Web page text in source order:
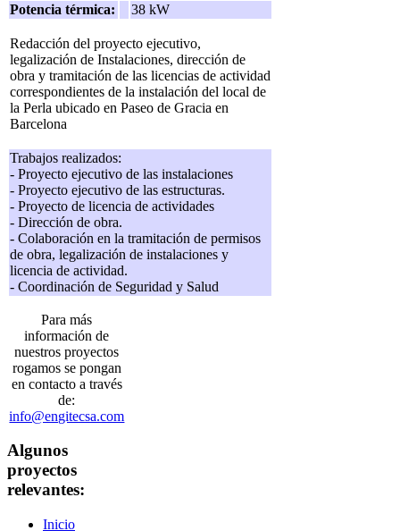
Potencia térmica:
38 kW
Redacción del proyecto ejecutivo,
legalización de Instalaciones, dirección de
obra y tramitación de las licencias de actividad
correspondientes de la instalación del local de
la Perla ubicado en Paseo de Gracia en
Barcelona
Trabajos realizados:
- Proyecto ejecutivo de las instalaciones
- Proyecto ejecutivo de las estructuras.
- Proyecto de licencia de actividades
- Dirección de obra.
- Colaboración en la tramitación de permisos
de obra, legalización de instalaciones y
licencia de actividad.
- Coordinación de Seguridad y Salud
Para más
información de
nuestros proyectos
rogamos se pongan
en contacto a través
de:
info@engitecsa.com
Algunos
proyectos
relevantes:
Inicio